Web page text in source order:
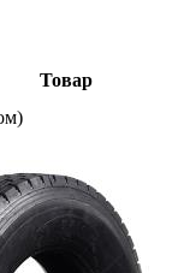
Товар